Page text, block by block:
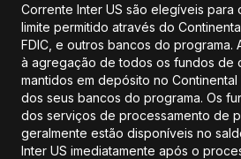
Corrente Inter US são elegíveis para
limite permitido através do
FDIC, e outros bancos do programa.
à agregação de todos os fundos de
mantidos em depósito no Continental
dos seus bancos do programa. Os
dos serviços de processamento de
geralmente estão disponíveis no
Inter US imediatamente após o